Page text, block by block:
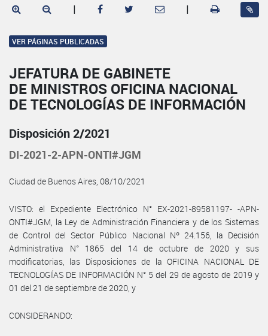
| |
VER PÁGINAS PUBLICADAS
JEFATURA DE GABINETE
DE MINISTROS OFICINA NACIONAL
DE TECNOLOGÍAS DE INFORMACIÓN
Disposición 2/2021
DI-2021-2-APN-ONTI#JGM
Ciudad de Buenos Aires, 08/10/2021
VISTO: el Expediente Electrónico N° EX-2021-89581197- -APN-
ONTI#JGM, la Ley de Administración Financiera y de los Sistemas
de Control del Sector Público Nacional Nº 24.156, la Decisión
Administrativa N° 1865 del 14 de octubre de 2020 y sus
modificatorias, las Disposiciones de la OFICINA NACIONAL DE
TECNOLOGÍAS DE INFORMACIÓN N° 5 del 29 de agosto de 2019 y
01 del 21 de septiembre de 2020, y
CONSIDERANDO: